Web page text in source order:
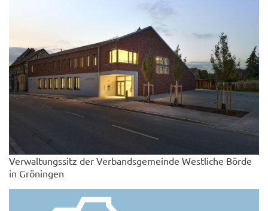
Verwaltungssitz der Verbandsgemeinde Westliche Börde
in Gröningen